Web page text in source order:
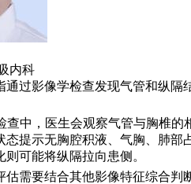
内科
通过影像学检查发现气管和纵
查中，医生会观察气管与胸椎
态提示无胸腔积液、气胸、肺
可能将纵隔拉向患侧。
估需要结合其他影像特征综合